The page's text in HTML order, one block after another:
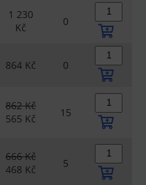
1 230
Kč
0
864 Kč 0
862 Kč
565 Kč
15
666 Kč
468 Kč
5